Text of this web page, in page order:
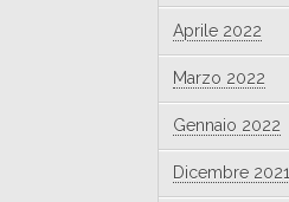
Aprile 2022
Marzo 2022
Gennaio 2022
Dicembre 2021